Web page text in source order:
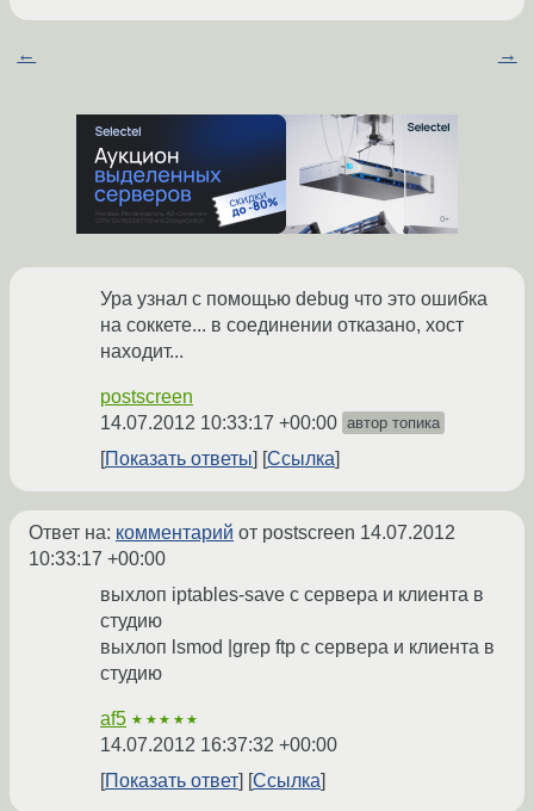
← →
Ура узнал с помощью debug что это ошибка
на соккете... в соединении отказано, хост
находит...
postscreen
14.07.2012 10:33:17 +00:00 автор топика
Показать ответы Ссылка
Ответ на: комментарий от postscreen 14.07.2012
10:33:17 +00:00
выхлоп iptables-save с сервера и клиента в
студию
выхлоп lsmod |grep ftp с сервера и клиента в
студию
af5 ★★★★★
14.07.2012 16:37:32 +00:00
Показать ответ
Ссылка